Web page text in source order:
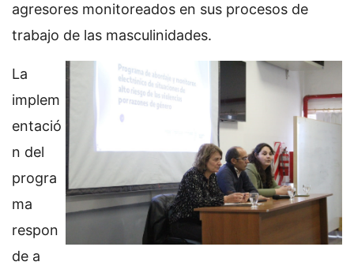
agresores monitoreados en sus procesos de
trabajo de las masculinidades.
La
implem
entació
n del
progra
ma
respon
de a